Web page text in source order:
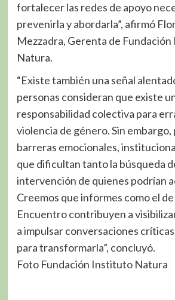
fortalecer las redes de apoyo
prevenirla y abordarla”, afirmó
Mezzadra, Gerenta de
Natura.
“Existe también una señal
personas consideran que existe
responsabilidad colectiva para
violencia de género. Sin
barreras emocionales,
que dificultan tanto la búsqueda
intervención de quienes podrían
Creemos que informes como el de
Encuentro contribuyen a
a impulsar conversaciones
para transformarla”, concluyó.
Foto Fundación Instituto Natura